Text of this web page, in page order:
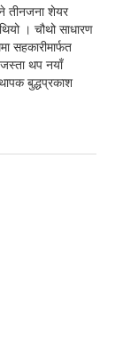
तीनजना शेयर
। चौथो साधारण
सहकारीमार्फत
थप नयाँ
बुद्धप्रकाश